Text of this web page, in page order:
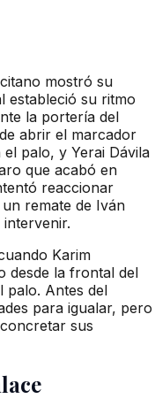
mostró su
estableció su ritmo
la portería del
abrir el marcador
palo, y Yerai Dávila
que acabó en
reaccionar
remate de Iván
Karim
desde la frontal del
palo. Antes del
para igualar, pero
sus